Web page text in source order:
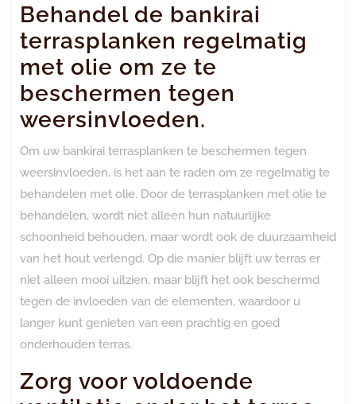
Behandel de bankirai
terrasplanken regelmatig
met olie om ze te
beschermen tegen
weersinvloeden.
Om uw bankirai terrasplanken te beschermen tegen
weersinvloeden, is het aan te raden om ze regelmatig te
behandelen met olie. Door de terrasplanken met olie te
behandelen, wordt niet alleen hun natuurlijke
schoonheid behouden, maar wordt ook de duurzaamheid
van het hout verlengd. Op die manier blijft uw terras er
niet alleen mooi uitzien, maar blijft het ook beschermd
tegen de invloeden van de elementen, waardoor u
langer kunt genieten van een prachtig en goed
onderhouden terras.
Zorg voor voldoende